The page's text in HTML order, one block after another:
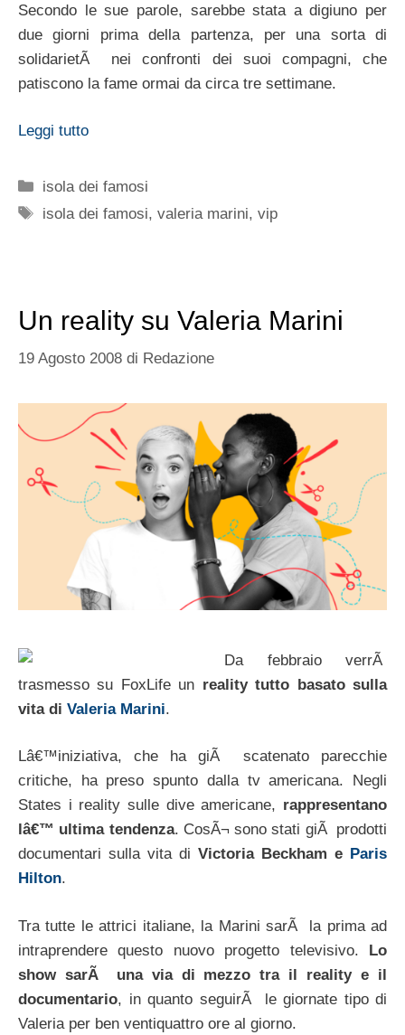
Secondo le sue parole, sarebbe stata a digiuno per
due giorni prima della partenza, per una sorta di
solidarietÃ nei confronti dei suoi compagni, che
patiscono la fame ormai da circa tre settimane.
Leggi tutto
Categorie
isola dei famosi
Tag
isola dei famosi,valeria marini,vip
Un reality su Valeria Marini
19 Agosto 2008 di Redazione
Da febbraio verrÃ
trasmesso su FoxLife un reality tutto basato sulla
vita di Valeria Marini.
Lâ€™iniziativa, che ha giÃ scatenato parecchie
critiche, ha preso spunto dalla tv americana. Negli
States i reality sulle dive americane, rappresentano
lâ€™ ultima tendenza. CosÃ¬ sono stati giÃ prodotti
documentari sulla vita di Victoria Beckham e Paris
Hilton.
Tra tutte le attrici italiane, la Marini sarÃ la prima ad
intraprendere questo nuovo progetto televisivo. Lo
show sarÃ una via di mezzo tra il reality e il
documentario, in quanto seguirÃ le giornate tipo di
Valeria per ben ventiquattro ore al giorno.